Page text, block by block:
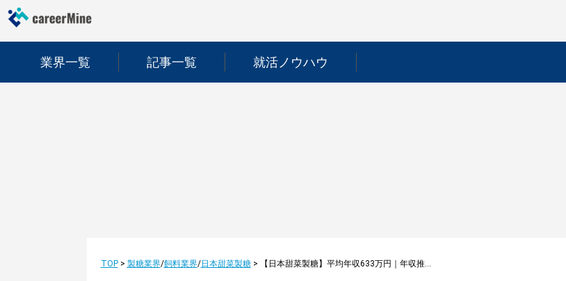
業界一覧 記事一覧 就活ノウハウ
TOP> 製糖業界/飼料業界/日本甜菜製糖> 【日本甜菜製糖】平均年収633万円｜年収推移・業界・年代・役職別など徹底解説！